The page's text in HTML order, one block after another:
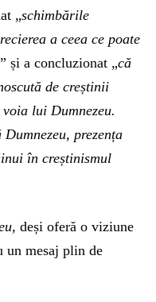
„schimbările
a ceea ce poate
” și a concluzionat „că
de creștinii
lui Dumnezeu.
prezența
în creștinismul
deși oferă o viziune
un mesaj plin de